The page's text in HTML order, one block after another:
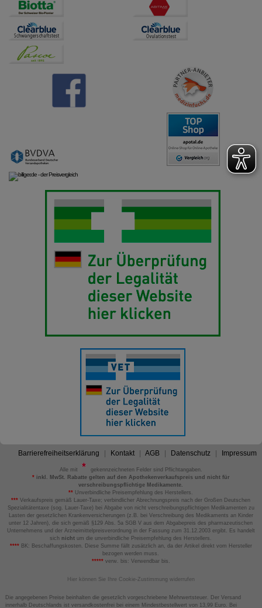
Barrierefreiheitserklärung Kontakt AGB Datenschutz Impressum
Alle mit
gekennzeichneten Felder sind Pflichtangaben.
*inkl. MwSt. Rabatte gelten auf den Apothekenverkaufspreis und nicht für
verschreibungspflichtige Medikamente.
** Unverbindliche Preisempfehlung des Herstellers.
*** Verkaufspreis gemäß Lauer-Taxe; verbindlicher Abrechnungspreis nach der Großen Deutschen
Spezialitätentaxe (sog. Lauer-Taxe) bei Abgabe von nicht verschreibungspflichtigen Medikamenten zu
Lasten der gesetzlichen Krankenversicherungen (z.B. bei Verschreibung des Medikaments an Kinder
unter 12 Jahren), die sich gemäß §129 Abs. 5a SGB V aus dem Abgabepreis des pharmazeutischen
Unternehmens und der Arzneimittelpreisverordnung in der Fassung zum 31.12.2003 ergibt. Es handelt
sich nicht um die unverbindliche Preisempfehlung des Herstellers.
****BK: Beschaffungskosten. Diese Summe fällt zusätzlich an, da der Artikel direkt vom Hersteller
bezogen werden muss.
*****verw. bis: Verwendbar bis.
Hier können Sie Ihre Cookie-Zustimmung widerrufen
Die angegebenen Preise beinhalten die gesetzlich vorgeschriebene Mehrwertsteuer. Der Versand
innerhalb Deutschlands ist versandkostenfrei bei einem Mindestbestellwert von 13,99 Euro. Bei